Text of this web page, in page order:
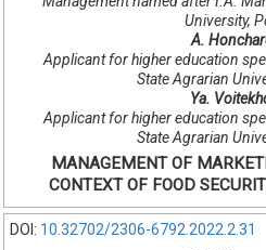
University,
A.
Applicant for higher education
State Agrarian
Ya.
Applicant for higher education
State Agrarian
MANAGEMENT OF
CONTEXT OF FOOD
DOI: 10.32702/2306-6792.2022.2.31